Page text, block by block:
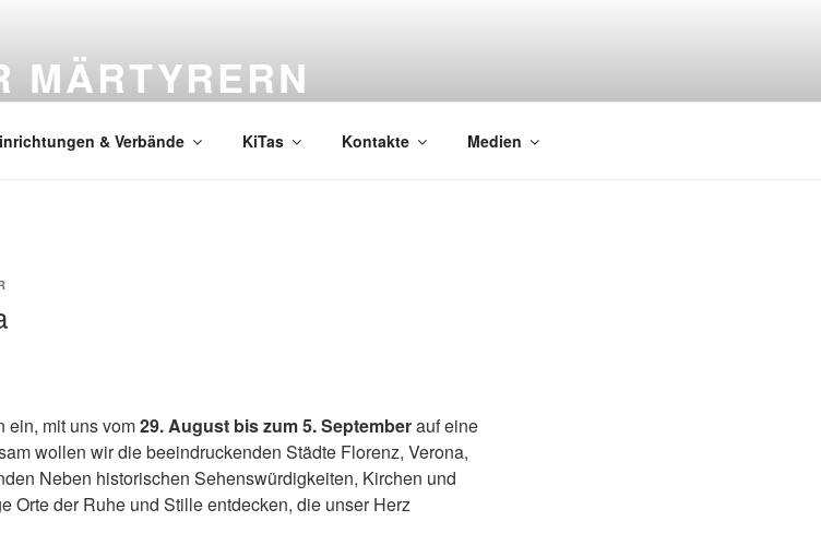
MÄRTYRERN
& Verbände KiTas Kontakte Medien
ein, mit uns vom29. August bis zum 5. Septemberauf eine
wollen wir die beeindruckenden Städte Florenz, Verona,
Neben historischen Sehenswürdigkeiten, Kirchen und
Orte der Ruhe und Stille entdecken, die unser Herz